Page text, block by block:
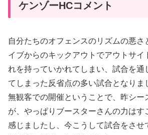
ケンゾーHCコメント
自分たちのオフェンスのリズムの悪さ
イブからのキックアウトでアウトサイ
れを持っていかれてしまい、試合を通
てしまった反省点の多い試合となりま
無観客での開催ということで、昨シー
が、やっぱりブースターさんの力はす
感じましたし、今こうして試合をさせ